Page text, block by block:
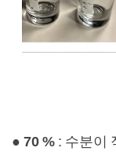
●70 %: 수분이